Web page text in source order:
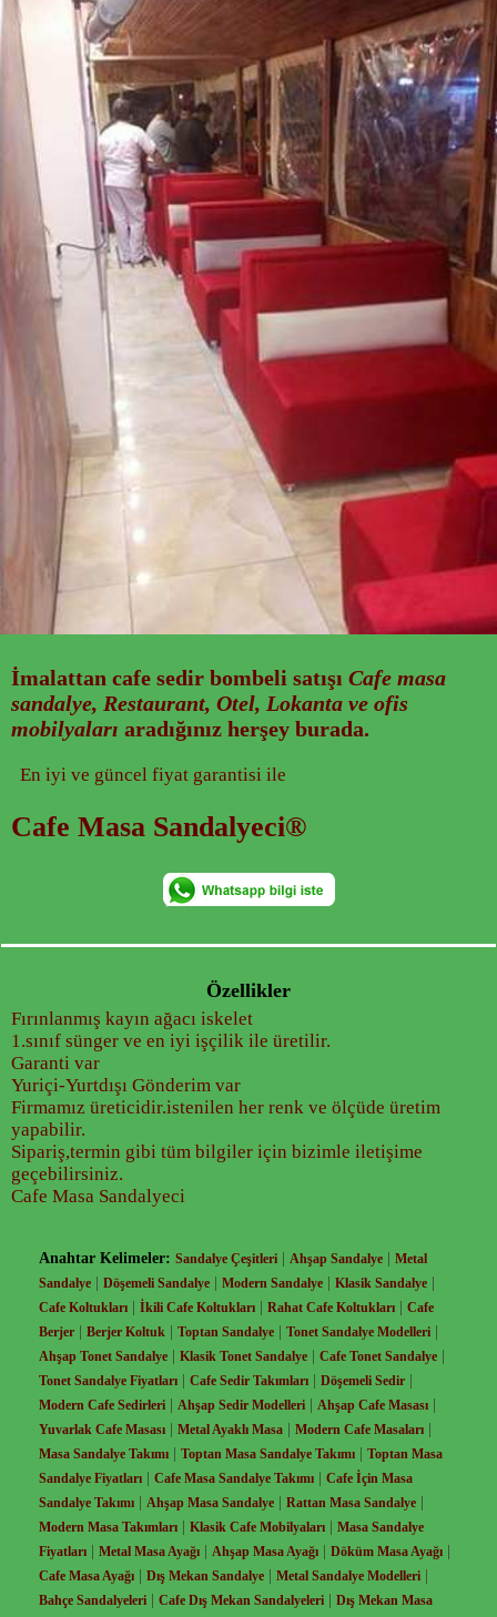
İmalattan cafe sedir bombeli satışı Cafe masa
sandalye, Restaurant, Otel, Lokanta ve ofis
mobilyaları aradığınız herşey burada.
En iyi ve güncel fiyat garantisi ile
Cafe Masa Sandalyeci®
Özellikler
Fırınlanmış kayın ağacı iskelet
1.sınıf sünger ve en iyi işçilik ile üretilir.
Garanti var
Yuriçi-Yurtdışı Gönderim var
Firmamız üreticidir.istenilen her renk ve ölçüde üretim
yapabilir.
Sipariş,termin gibi tüm bilgiler için bizimle iletişime
geçebilirsiniz.
Cafe Masa Sandalyeci
Anahtar Kelimeler: Sandalye Çeşitleri | Ahşap Sandalye | Metal
Sandalye | Döşemeli Sandalye | Modern Sandalye | Klasik Sandalye |
Cafe Koltukları | İkili Cafe Koltukları | Rahat Cafe Koltukları | Cafe
Berjer | Berjer Koltuk | Toptan Sandalye | Tonet Sandalye Modelleri |
Ahşap Tonet Sandalye | Klasik Tonet Sandalye | Cafe Tonet Sandalye |
Tonet Sandalye Fiyatları | Cafe Sedir Takımları | Döşemeli Sedir |
Modern Cafe Sedirleri | Ahşap Sedir Modelleri | Ahşap Cafe Masası |
Yuvarlak Cafe Masası | Metal Ayaklı Masa | Modern Cafe Masaları |
Masa Sandalye Takımı | Toptan Masa Sandalye Takımı | Toptan Masa
Sandalye Fiyatları | Cafe Masa Sandalye Takımı | Cafe İçin Masa
Sandalye Takımı | Ahşap Masa Sandalye | Rattan Masa Sandalye |
Modern Masa Takımları | Klasik Cafe Mobilyaları | Masa Sandalye
Fiyatları | Metal Masa Ayağı | Ahşap Masa Ayağı | Döküm Masa Ayağı |
Cafe Masa Ayağı | Dış Mekan Sandalye | Metal Sandalye Modelleri |
Bahçe Sandalyeleri | Cafe Dış Mekan Sandalyeleri | Dış Mekan Masa